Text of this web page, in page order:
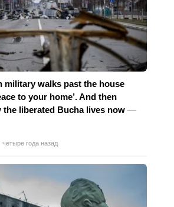
military walks past the house
to your home’. And then
the liberated Bucha lives now―
четыре года назад